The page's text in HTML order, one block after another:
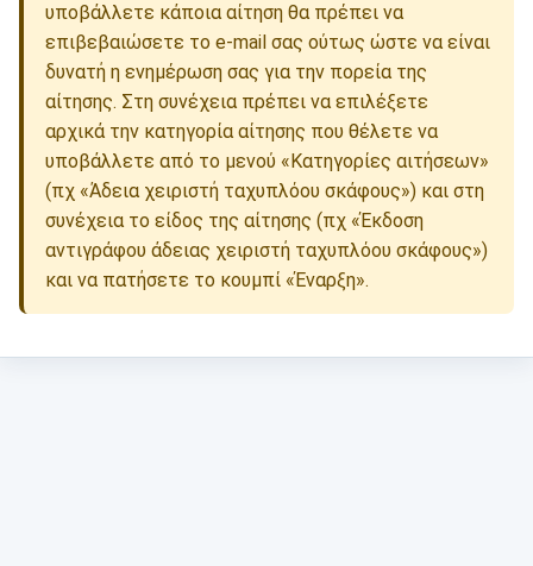
υποβάλλετε κάποια αίτηση θα πρέπει να
επιβεβαιώσετε το e-mail σας ούτως ώστε να είναι
δυνατή η ενημέρωση σας για την πορεία της
αίτησης. Στη συνέχεια πρέπει να επιλέξετε
αρχικά την κατηγορία αίτησης που θέλετε να
υποβάλλετε από το μενού «Κατηγορίες αιτήσεων»
(πχ «Άδεια χειριστή ταχυπλόου σκάφους») και στη
συνέχεια το είδος της αίτησης (πχ «Έκδοση
αντιγράφου άδειας χειριστή ταχυπλόου σκάφους»)
και να πατήσετε το κουμπί «Έναρξη».